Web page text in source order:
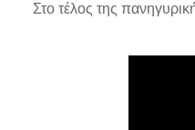
Στο τέλος της